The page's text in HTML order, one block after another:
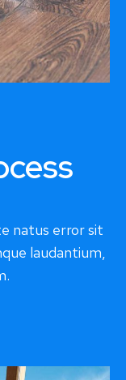
natus error sit
laudantium,